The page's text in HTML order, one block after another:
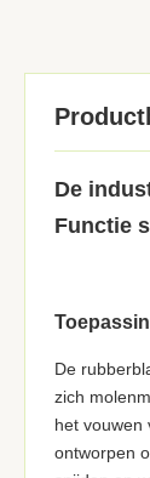
De
Functie
De
zich
het vouwen
ontworpen